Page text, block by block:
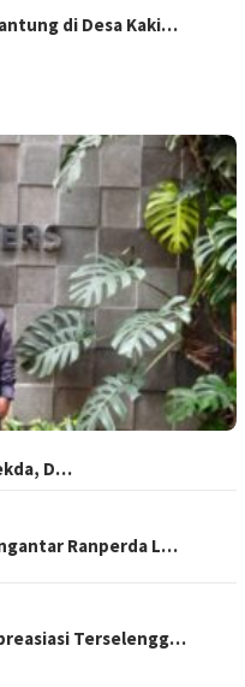
di Desa Kaki…
D…
Ranperda L…
Terselengg…